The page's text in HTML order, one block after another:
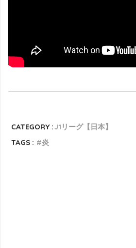
CATEGORY :J1リーグ【日本】
TAGS :
炎